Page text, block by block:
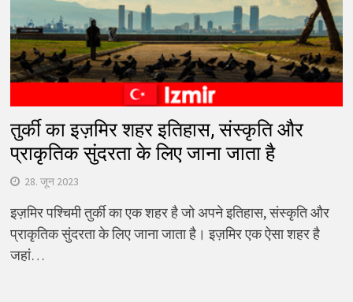
तुर्की का इज़मिर शहर इतिहास, संस्कृति और
प्राकृतिक सुंदरता के लिए जाना जाता है
28. जून 2023
इज़मिर पश्चिमी तुर्की का एक शहर है जो अपने इतिहास, संस्कृति और
प्राकृतिक सुंदरता के लिए जाना जाता है। इज़मिर एक ऐसा शहर है
जहां…